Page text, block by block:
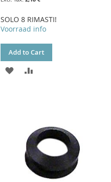
SOLO 8 RIMASTI!
Voorraad info
Add to Cart
ADD